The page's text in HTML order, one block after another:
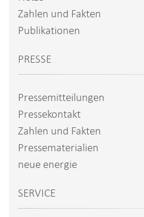
Zahlen und Fakten
Publikationen
PRESSE
Pressemitteilungen
Pressekontakt
Zahlen und Fakten
Pressematerialien
neue energie
SERVICE